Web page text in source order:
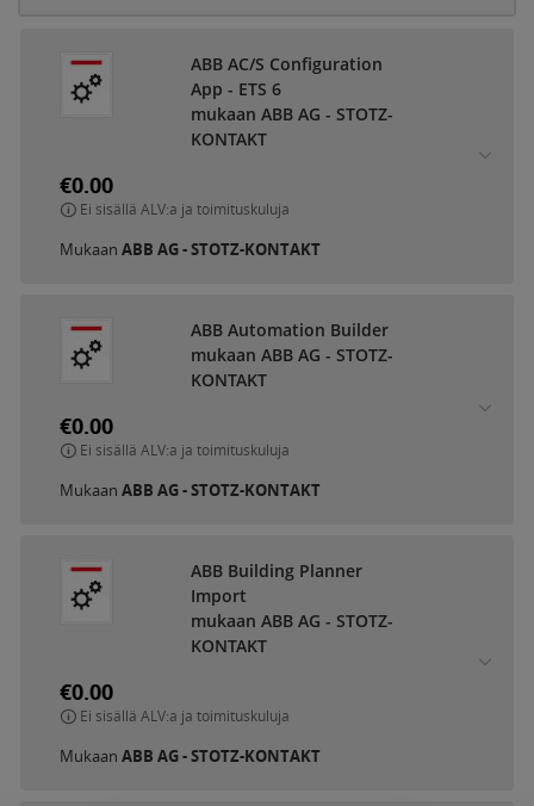
ABB AC/S Configuration
App - ETS 6
mukaan ABB AG - STOTZ-
KONTAKT
€0.00
Ei sisällä ALV:a ja toimituskuluja
Mukaan ABB AG - STOTZ-KONTAKT
ABB Automation Builder
mukaan ABB AG - STOTZ-
KONTAKT
€0.00
Ei sisällä ALV:a ja toimituskuluja
Mukaan ABB AG - STOTZ-KONTAKT
ABB Building Planner
Import
mukaan ABB AG - STOTZ-
KONTAKT
€0.00
Ei sisällä ALV:a ja toimituskuluja
Mukaan ABB AG - STOTZ-KONTAKT